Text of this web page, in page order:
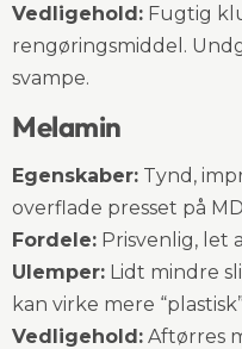
Vedligehold: Fugtig
rengøringsmiddel.
svampe.
Melamin
Egenskaber: Tynd,
overflade presset på
Fordele: Prisvenlig, let
Ulemper: Lidt mindre
kan virke mere
Vedligehold: Aftørres